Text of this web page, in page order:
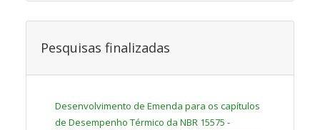
Pesquisas finalizadas
Desenvolvimento de Emenda para os capítulos
de Desempenho Térmico da NBR 15575 -